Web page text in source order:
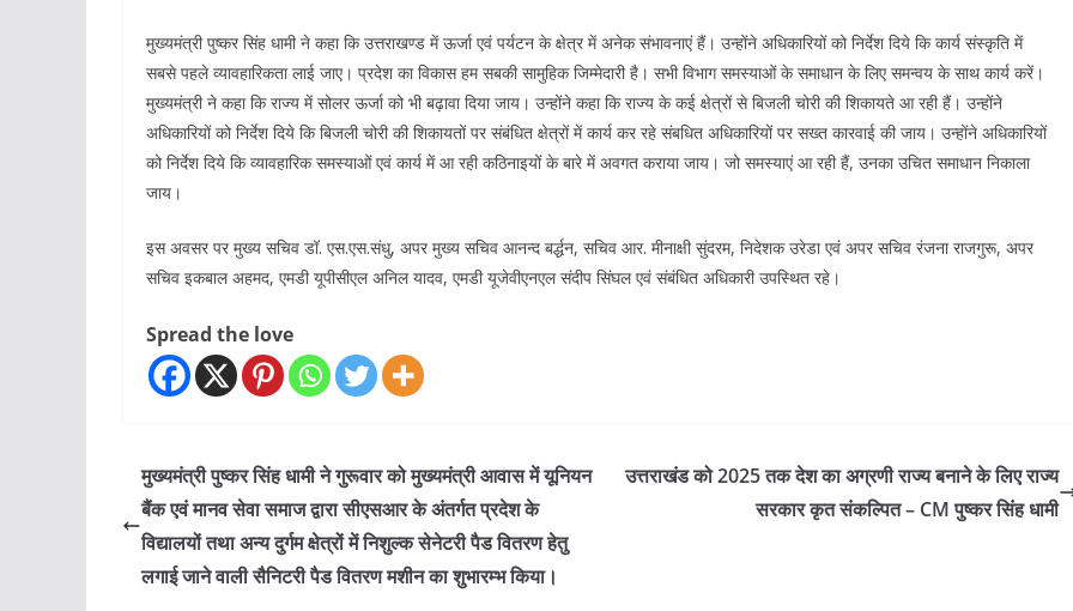
मुख्यमंत्री पुष्कर सिंह धामी ने कहा कि उत्तराखण्ड में ऊर्जा एवं पर्यटन के क्षेत्र में अनेक संभावनाएं हैं। उन्होंने अधिकारियों को निर्देश दिये कि कार्य संस्कृति में
सबसे पहले व्यावहारिकता लाई जाए। प्रदेश का विकास हम सबकी सामुहिक जिम्मेदारी है। सभी विभाग समस्याओं के समाधान के लिए समन्वय के साथ कार्य करें।
मुख्यमंत्री ने कहा कि राज्य में सोलर ऊर्जा को भी बढ़ावा दिया जाय। उन्होंने कहा कि राज्य के कई क्षेत्रों से बिजली चोरी की शिकायते आ रही हैं। उन्होंने
अधिकारियों को निर्देश दिये कि बिजली चोरी की शिकायतों पर संबंधित क्षेत्रों में कार्य कर रहे संबधित अधिकारियों पर सख्त कारवाई की जाय। उन्होंने अधिकारियों
को निर्देश दिये कि व्यावहारिक समस्याओं एवं कार्य में आ रही कठिनाइयों के बारे में अवगत कराया जाय। जो समस्याएं आ रही हैं, उनका उचित समाधान निकाला
जाय।
इस अवसर पर मुख्य सचिव डॉ. एस.एस.संधु, अपर मुख्य सचिव आनन्द बर्द्धन, सचिव आर. मीनाक्षी सुंदरम, निदेशक उरेडा एवं अपर सचिव रंजना राजगुरू, अपर
सचिव इकबाल अहमद, एमडी यूपीसीएल अनिल यादव, एमडी यूजेवीएनएल संदीप सिंघल एवं संबंधित अधिकारी उपस्थित रहे।
Spread the love
मुख्यमंत्री पुष्कर सिंह धामी ने गुरूवार को मुख्यमंत्री आवास में यूनियन
बैंक एवं मानव सेवा समाज द्वारा सीएसआर के अंतर्गत प्रदेश के
विद्यालयों तथा अन्य दुर्गम क्षेत्रों में निशुल्क सेनेटरी पैड वितरण हेतु
लगाई जाने वाली सैनिटरी पैड वितरण मशीन का शुभारम्भ किया।
उत्तराखंड को 2025 तक देश का अग्रणी राज्य बनाने के लिए राज्य
सरकार कृत संकल्पित – CM पुष्कर सिंह धामी